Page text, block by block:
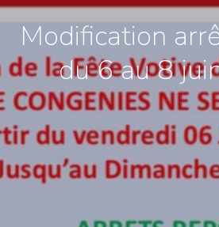
Modification
du 6 au 8